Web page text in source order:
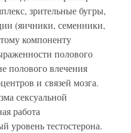
зрительные бугры,
(яичники, семенники,
компоненту
полового
полового влечения
и связей мозга.
сексуальной
работа
уровень тестостерона.